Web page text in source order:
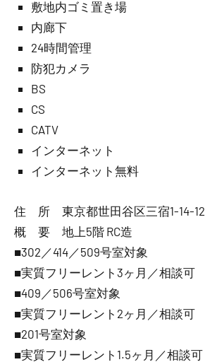
敷地内ゴミ置き場
内廊下
24時間管理
防犯カメラ
BS
CS
CATV
インターネット
インターネット無料
住 所 東京都世田谷区三宿1-14-12
概 要 地上5階 RC造
■302／414／509号室対象
■実質フリーレント3ヶ月／相談可
■409／506号室対象
■実質フリーレント2ヶ月／相談可
■201号室対象
■実質フリーレント1.5ヶ月／相談可